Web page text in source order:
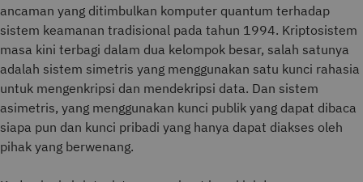
ancaman yang ditimbulkan komputer quantum terhadap
sistem keamanan tradisional pada tahun 1994. Kriptosistem
masa kini terbagi dalam dua kelompok besar, salah satunya
adalah sistem simetris yang menggunakan satu kunci rahasia
untuk mengenkripsi dan mendekripsi data. Dan sistem
asimetris, yang menggunakan kunci publik yang dapat dibaca
siapa pun dan kunci pribadi yang hanya dapat diakses oleh
pihak yang berwenang.